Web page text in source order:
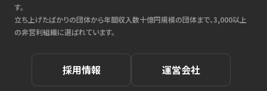
す。
立ち上げたばかりの団体から年間収入数十億円規模の団体まで、3,000以上
の非営利組織に選ばれています。
採用情報 運営会社